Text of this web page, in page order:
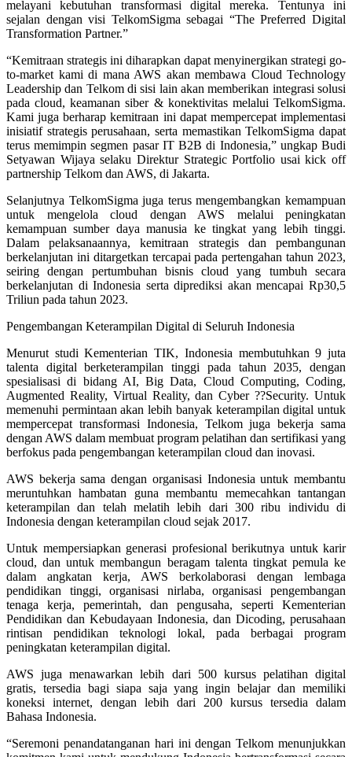
melayani kebutuhan transformasi digital mereka. Tentunya ini
sejalan dengan visi TelkomSigma sebagai “The Preferred Digital
Transformation Partner.”
“Kemitraan strategis ini diharapkan dapat menyinergikan strategi go-
to-market kami di mana AWS akan membawa Cloud Technology
Leadership dan Telkom di sisi lain akan memberikan integrasi solusi
pada cloud, keamanan siber & konektivitas melalui TelkomSigma.
Kami juga berharap kemitraan ini dapat mempercepat implementasi
inisiatif strategis perusahaan, serta memastikan TelkomSigma dapat
terus memimpin segmen pasar IT B2B di Indonesia,” ungkap Budi
Setyawan Wijaya selaku Direktur Strategic Portfolio usai kick off
partnership Telkom dan AWS, di Jakarta.
Selanjutnya TelkomSigma juga terus mengembangkan kemampuan
untuk mengelola cloud dengan AWS melalui peningkatan
kemampuan sumber daya manusia ke tingkat yang lebih tinggi.
Dalam pelaksanaannya, kemitraan strategis dan pembangunan
berkelanjutan ini ditargetkan tercapai pada pertengahan tahun 2023,
seiring dengan pertumbuhan bisnis cloud yang tumbuh secara
berkelanjutan di Indonesia serta diprediksi akan mencapai Rp30,5
Triliun pada tahun 2023.
Pengembangan Keterampilan Digital di Seluruh Indonesia
Menurut studi Kementerian TIK, Indonesia membutuhkan 9 juta
talenta digital berketerampilan tinggi pada tahun 2035, dengan
spesialisasi di bidang AI, Big Data, Cloud Computing, Coding,
Augmented Reality, Virtual Reality, dan Cyber ??Security. Untuk
memenuhi permintaan akan lebih banyak keterampilan digital untuk
mempercepat transformasi Indonesia, Telkom juga bekerja sama
dengan AWS dalam membuat program pelatihan dan sertifikasi yang
berfokus pada pengembangan keterampilan cloud dan inovasi.
AWS bekerja sama dengan organisasi Indonesia untuk membantu
meruntuhkan hambatan guna membantu memecahkan tantangan
keterampilan dan telah melatih lebih dari 300 ribu individu di
Indonesia dengan keterampilan cloud sejak 2017.
Untuk mempersiapkan generasi profesional berikutnya untuk karir
cloud, dan untuk membangun beragam talenta tingkat pemula ke
dalam angkatan kerja, AWS berkolaborasi dengan lembaga
pendidikan tinggi, organisasi nirlaba, organisasi pengembangan
tenaga kerja, pemerintah, dan pengusaha, seperti Kementerian
Pendidikan dan Kebudayaan Indonesia, dan Dicoding, perusahaan
rintisan pendidikan teknologi lokal, pada berbagai program
peningkatan keterampilan digital.
AWS juga menawarkan lebih dari 500 kursus pelatihan digital
gratis, tersedia bagi siapa saja yang ingin belajar dan memiliki
koneksi internet, dengan lebih dari 200 kursus tersedia dalam
Bahasa Indonesia.
“Seremoni penandatanganan hari ini dengan Telkom menunjukkan